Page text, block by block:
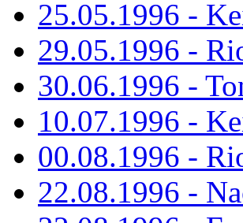
25.05.1996 -
29.05.1996 -
30.06.1996 -
10.07.1996 -
00.08.1996 -
22.08.1996 -